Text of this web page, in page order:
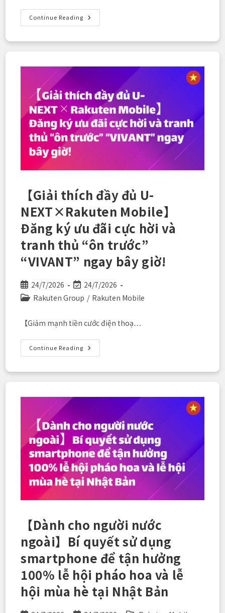
Continue Reading Mã
Đặt
Là
Dẫn
Chuyển
Sang
Rakuten
Mobile
Mà
Vẫn
Giữ
Nguyên
【Giải thích đầy đủ U-
NEXT×Rakuten Mobile】
Đăng ký ưu đãi cực hời và
tranh thủ “ôn trước”
“VIVANT” ngay bây giờ!
Post
published:
24/7/2026
Post
last
modified:
24/7/2026
PostRakuten Group / Rakuten Mobile
【Giảm mạnh tiền cước điện thoạ…
Continue Reading 【Giải
Thích
U-
Đăng
Cực
Hời
Và
Tranh
Thủ
“ôn
Trước”
“VIVANT”
Ngay
Bây
【Dành cho người nước
ngoài】Bí quyết sử dụng
smartphone để tận hưởng
100% lễ hội pháo hoa và lễ
hội mùa hè tại Nhật Bản